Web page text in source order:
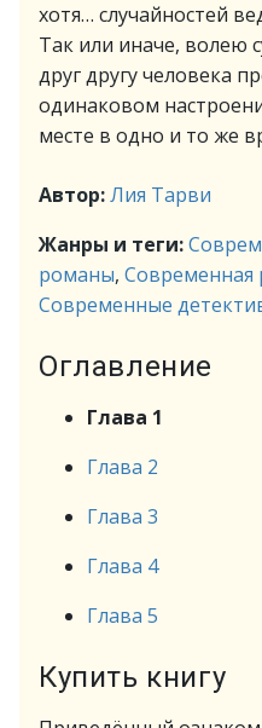
хотя… случайностей
Так или иначе, волею
друг другу человека
одинаковом
месте в одно и то же
Автор:Лия Тарви
Жанры и теги:
романы, Современная
Современные
Оглавление
Глава 1
Глава 2
Глава 3
Глава 4
Глава 5
Купить книгу